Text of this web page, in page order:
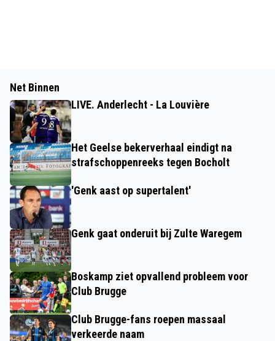
Net Binnen
LIVE. Anderlecht - La Louvière
Het Geelse bekerverhaal eindigt na
strafschoppenreeks tegen Bocholt
'Genk aast op supertalent'
Genk gaat onderuit bij Zulte Waregem
Boskamp ziet opvallend probleem voor
Club Brugge
Club Brugge-fans roepen massaal
verkeerde naam